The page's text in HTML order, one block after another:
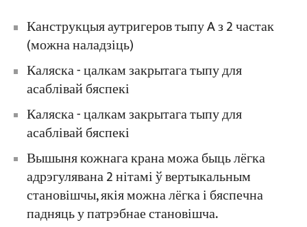
Канструкцыя аутригеров тыпу A з 2 частак
(можна наладзіць)
Каляска - цалкам закрытага тыпу для
асаблівай бяспекі
Каляска - цалкам закрытага тыпу для
асаблівай бяспекі
Вышыня кожнага крана можа быць лёгка
адрэгулявана 2 нітамі ў вертыкальным
становішчы, якія можна лёгка і бяспечна
падняць у патрэбнае становішча.